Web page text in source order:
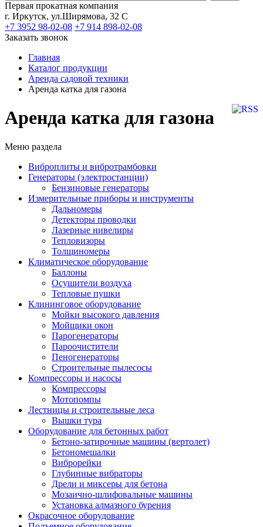
Первая прокатная компания
г. Иркутск, ул.Ширямова, 32 С
+7 3952 98-02-08 +7 914 898-02-08
Заказать звонок
Главная
Каталог продукции
Аренда садовой техники
Аренда катка для газона
Аренда катка для газона
Меню раздела
Виброплиты и вибротрамбовки
Генераторы (электростанции)
Бензиновые генераторы
Измерительные приборы и инструменты
Дальномеры
Детекторы проводки
Лазерные нивелиры
Тепловизоры
Толщиномеры
Климатическое оборудование
Баллоны
Осушители воздуха
Тепловые пушки
Клининговое оборудование
Мойки высокого давления
Мойщики окон
Парогенераторы
Пароочистители
Пеногенераторы
Строительные пылесосы
Компрессоры и насосы
Компрессоры
Мотопомпы
Лестницы и строительные леса
Вышки тура
Оборудование для бетонных работ
Бетоно-затирочные машины (вертолет)
Бетономешалки
Виброрейки
Глубинные вибраторы
Дрели и миксеры для бетона
Мозаично-шлифовальные машины
Установка алмазного бурения
Окрасочное оборудование